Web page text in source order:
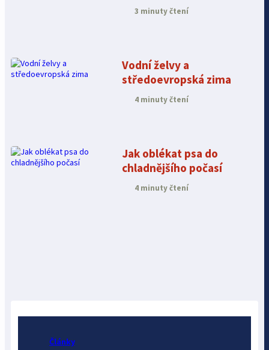
škrabadlo
3 minuty čtení
Vodní želvy a
středoevropská zima
4 minuty čtení
Jak oblékat psa do
chladnějšího počasí
4 minuty čtení
Články